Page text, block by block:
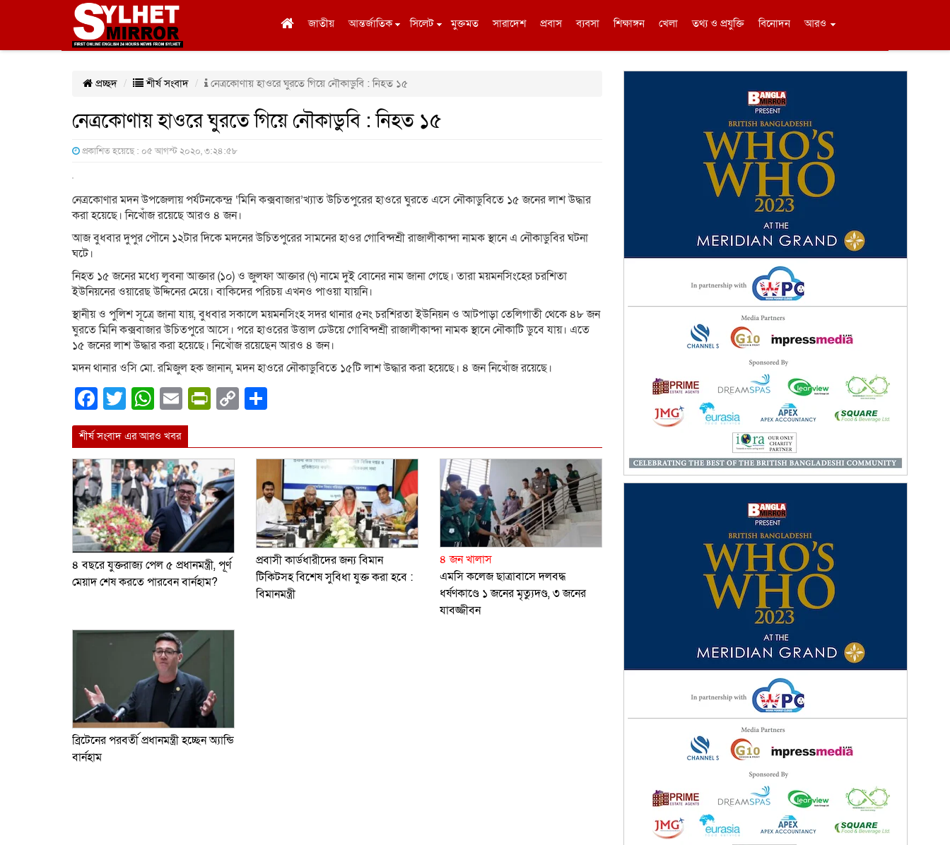
জাতীয় আন্তর্জাতিক সিলেট মুক্তমত সারাদেশ প্রবাস ব্যবসা শিক্ষাঙ্গন খেলা তথ্য ও প্রযুক্তি বিনোদন আরও
প্রচ্ছদ শীর্ষ সংবাদ নেত্রকোণায় হাওরে ঘুরতে গিয়ে নৌকাডুবি : নিহত ১৫
নেত্রকোণায় হাওরে ঘুরতে গিয়ে নৌকাডুবি : নিহত ১৫
প্রকাশিত হয়েছে : ০৫ আগস্ট ২০২০, ৩:২৪:৫৮
নেত্রকোণার মদন উপজেলায় পর্যটনকেন্দ্র ‘মিনি কক্সবাজার’খ্যাত উচিতপুরের হাওরে ঘুরতে এসে নৌকাডুবিতে ১৫ জনের লাশ উদ্ধার
করা হয়েছে। নিখোঁজ রয়েছে আরও ৪ জন।
আজ বুধবার দুপুর পৌনে ১২টার দিকে মদনের উচিতপুরের সামনের হাওর গোবিন্দশ্রী রাজালীকান্দা নামক স্থানে এ নৌকাডুবির ঘটনা
ঘটে।
নিহত ১৫ জনের মধ্যে লুবনা আক্তার (১০) ও জুলফা আক্তার (৭) নামে দুই বোনের নাম জানা গেছে। তারা ময়মনসিংহের চরশিতা
ইউনিয়নের ওয়ারেছ উদ্দিনের মেয়ে। বাকিদের পরিচয় এখনও পাওয়া যায়নি।
স্থানীয় ও পুলিশ সূত্রে জানা যায়, বুধবার সকালে ময়মনসিংহ সদর থানার ৫নং চরশিরতা ইউনিয়ন ও আটপাড়া তেলিগাতী থেকে ৪৮ জন
ঘুরতে মিনি কক্সবাজার উচিতপুরে আসে। পরে হাওরের উত্তাল ঢেউয়ে গোবিন্দশ্রী রাজালীকান্দা নামক স্থানে নৌকাটি ডুবে যায়। এতে
১৫ জনের লাশ উদ্ধার করা হয়েছে। নিখোঁজ রয়েছেন আরও ৪ জন।
মদন থানার ওসি মো. রমিজুল হক জানান, মদন হাওরে নৌকাডুবিতে ১৫টি লাশ উদ্ধার করা হয়েছে। ৪ জন নিখোঁজ রয়েছে।
Facebook
Twitter
WhatsApp
EmailPrintFriendly
Copy
শীর্ষ সংবাদ এর আরও খবর
৪ বছরে যুক্তরাজ্য পেল ৫ প্রধানমন্ত্রী, পূর্ণ
মেয়াদ শেষ করতে পারবেন বার্নহাম?
প্রবাসী কার্ডধারীদের জন্য বিমান
টিকিটসহ বিশেষ সুবিধা যুক্ত করা হবে :
বিমানমন্ত্রী
৪ জন খালাস
এমসি কলেজ ছাত্রাবাসে দলবদ্ধ
ধর্ষণকাণ্ডে ১ জনের মৃত্যুদণ্ড, ৩ জনের
যাবজ্জীবন
ব্রিটেনের পরবর্তী প্রধানমন্ত্রী হচ্ছেন অ্যান্ডি
বার্নহাম